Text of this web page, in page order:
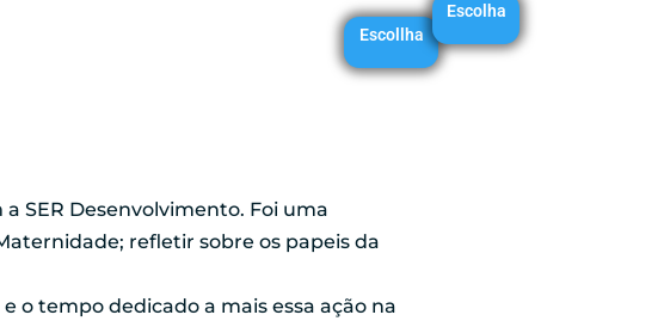
Escollha
Escolha
SER Desenvolvimento. Foi uma
refletir sobre os papeis da
o tempo dedicado a mais essa ação na